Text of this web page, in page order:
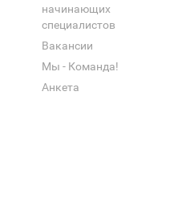
начинающих
специалистов
Вакансии
Мы - Команда!
Анкета